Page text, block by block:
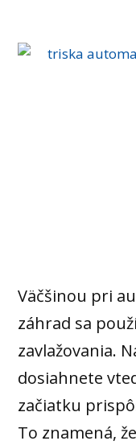
Väčšinou pri
záhrad sa
zavlažovania.
dosiahnete
začiatku
To znamená,